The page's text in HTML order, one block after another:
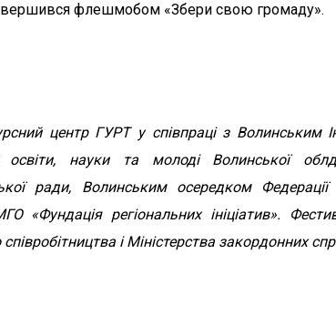
флешмобом «Збери свою громаду».
центр ГУРТ у співпраці з Волинським
науки та молоді Волинської
ради, Волинським осередком Федерації
регіональних ініціатив».
і Міністерства закордонних